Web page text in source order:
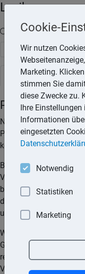
Lexika
Volltext-Suche in
Rechtslexikon
Prepaid-Vertrag
Neben
Prepaid-Verträge für
keine festen
Bei einem Prepaid-
Voraus bezahlt.
bis das Guthaben
das vorhandene
unerwartet hohen
Wer sein Prepaid-
Guthaben auflädt,
rechnen, dass der
Vertrag kündigt. Dieses
Cookie-
Wir nutzen
Marketing.
stimmen Sie
diese Zwecke zu.
Ihre
Informationen
eingesetzten
Notwendig
Statistiken
Marketing